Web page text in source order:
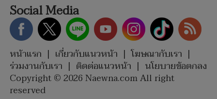
Social Media
หน้าแรก | เกี่ยวกับแนวหน้า | โฆษณากับเรา |
ร่วมงานกับเรา | ติดต่อแนวหน้า | นโยบายข้อตกลง
Copyright © 2026 Naewna.com All right
reserved